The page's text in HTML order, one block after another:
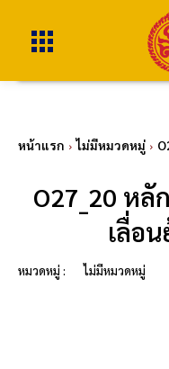
หน้าแรก ไม่มีหมวดหมู่
O27_20 ห
เลื่อ
หมวดหมู่ : ไม่มีหมวดหมู่